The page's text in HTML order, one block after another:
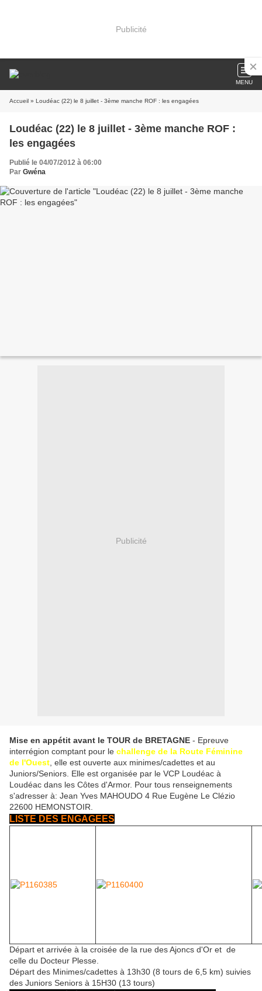
Publicité
MENU
Accueil » Loudéac (22) le 8 juillet - 3ème manche ROF : les engagées
Loudéac (22) le 8 juillet - 3ème manche ROF :
les engagées
Publié le 04/07/2012 à 06:00
Par Gwéna
Publicité
Mise en appétit avant le TOUR de BRETAGNE - Epreuve
interrégion comptant pour le challenge de la Route Féminine
de l'Ouest , elle est ouverte aux minimes/cadettes et au
Juniors/Seniors. Elle est organisée par le VCP Loudéac à
Loudéac dans les Côtes d'Armor. Pour tous renseignements
s'adresser à: Jean Yves MAHOUDO 4 Rue Eugène Le Clézio
22600 HEMONSTOIR.
LISTE DES ENGAGEES
Départ et arrivée à la croisée de la rue des Ajoncs d'Or et de
celle du Docteur Plesse.
Départ des Minimes/cadettes à 13h30 (8 tours de 6,5 km) suivies
des Juniors Seniors à 15H30 (13 tours)